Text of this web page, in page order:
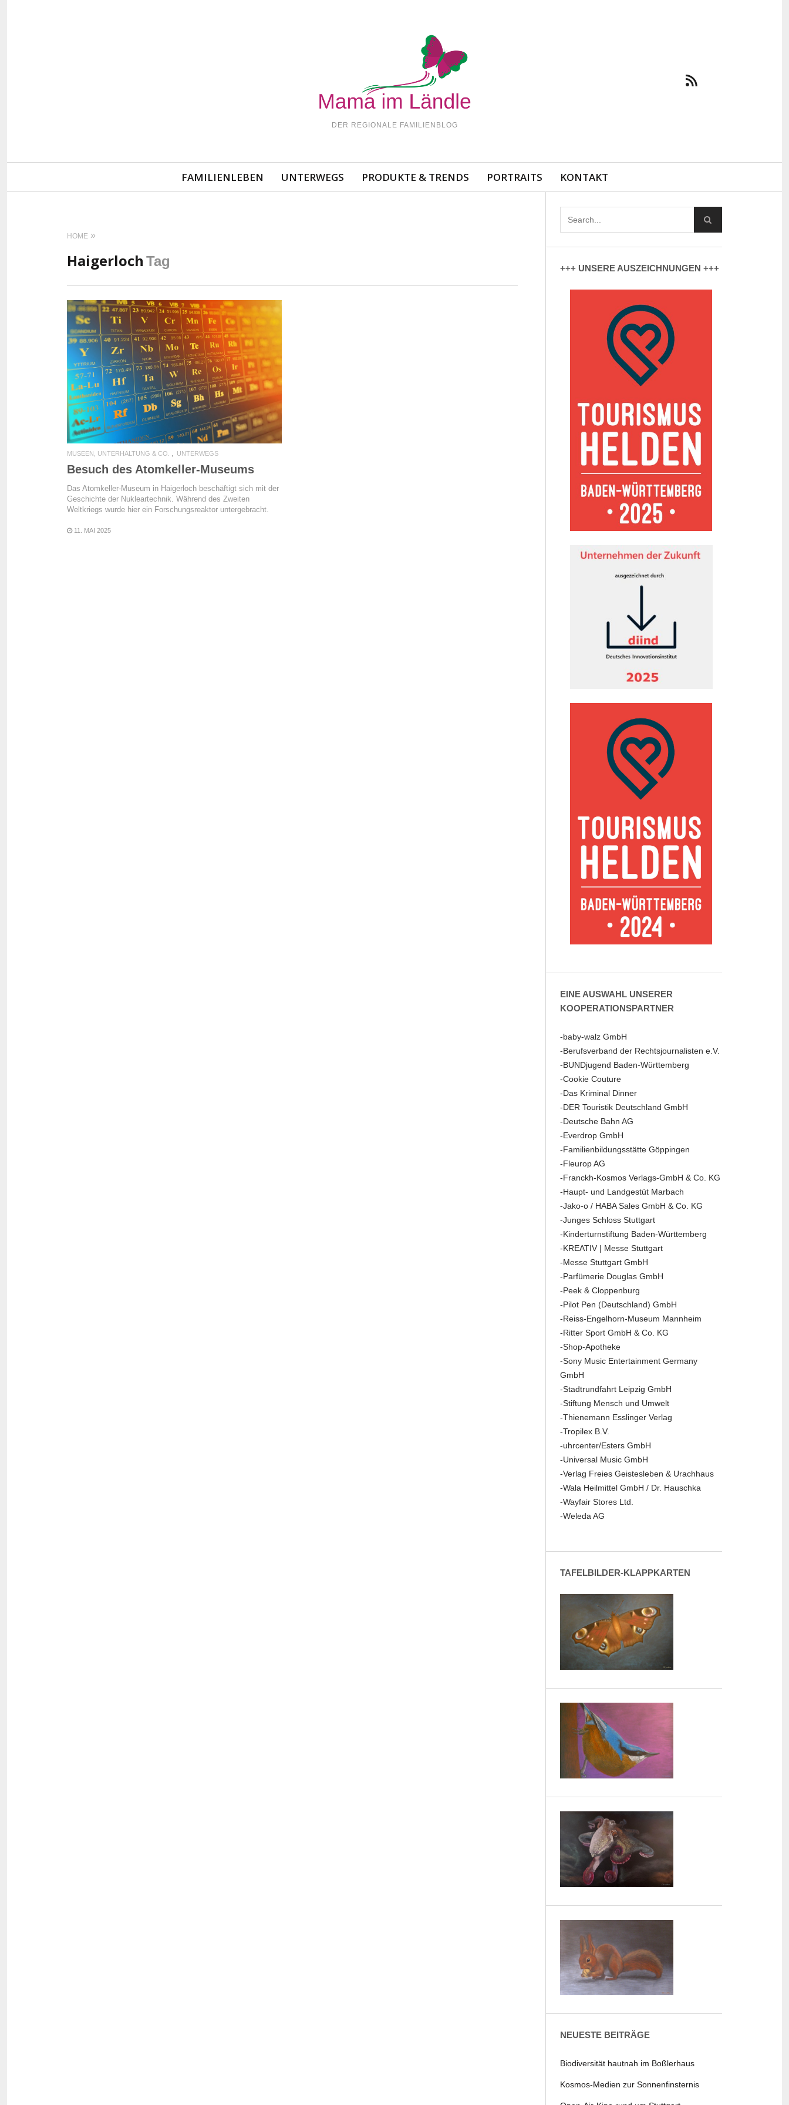
DER REGIONALE FAMILIENBLOG
Navigation
FAMILIENLEBEN UNTERWEGS PRODUKTE & TRENDS PORTRAITS KONTAKT
HOME
Haigerloch Tag
READ MORE
MUSEEN, UNTERHALTUNG & CO. UNTERWEGS
Besuch des Atomkeller-Museums
Das Atomkeller-Museum in Haigerloch beschäftigt sich mit der
Geschichte der Nukleartechnik. Während des Zweiten
Weltkriegs wurde hier ein Forschungsreaktor untergebracht.
11. MAI 2025
+++ UNSERE AUSZEICHNUNGEN +++
EINE AUSWAHL UNSERER
KOOPERATIONSPARTNER
-baby-walz GmbH
-Berufsverband der Rechtsjournalisten e.V.
-BUNDjugend Baden-Württemberg
-Cookie Couture
-Das Kriminal Dinner
-DER Touristik Deutschland GmbH
-Deutsche Bahn AG
-Everdrop GmbH
-Familienbildungsstätte Göppingen
-Fleurop AG
-Franckh-Kosmos Verlags-GmbH & Co. KG
-Haupt- und Landgestüt Marbach
-Jako-o / HABA Sales GmbH & Co. KG
-Junges Schloss Stuttgart
-Kinderturnstiftung Baden-Württemberg
-KREATIV | Messe Stuttgart
-Messe Stuttgart GmbH
-Parfümerie Douglas GmbH
-Peek & Cloppenburg
-Pilot Pen (Deutschland) GmbH
-Reiss-Engelhorn-Museum Mannheim
-Ritter Sport GmbH & Co. KG
-Shop-Apotheke
-Sony Music Entertainment Germany
GmbH
-Stadtrundfahrt Leipzig GmbH
-Stiftung Mensch und Umwelt
-Thienemann Esslinger Verlag
-Tropilex B.V.
-uhrcenter/Esters GmbH
-Universal Music GmbH
-Verlag Freies Geistesleben & Urachhaus
-Wala Heilmittel GmbH / Dr. Hauschka
-Wayfair Stores Ltd.
-Weleda AG
TAFELBILDER-KLAPPKARTEN
NEUESTE BEITRÄGE
Biodiversität hautnah im Boßlerhaus
Kosmos-Medien zur Sonnenfinsternis